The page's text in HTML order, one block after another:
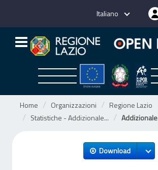
Italiano
Home Organizzazioni
Regione Lazio
Statistiche - Addizionale...
Download